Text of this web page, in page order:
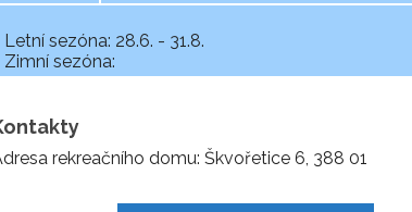
Letní sezóna: 28.6. - 31.8.
Zimní sezóna:
rekreačního domu: Škvořetice 6, 388 01